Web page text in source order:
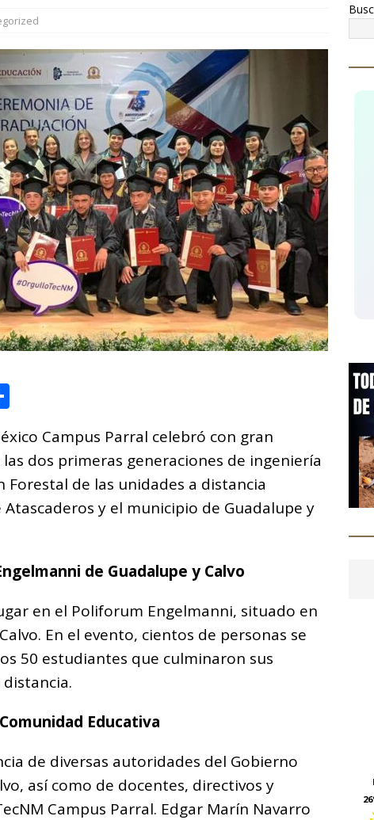
] En operativo contra el narcomenudeo, detienen a tres hombres y
m
p
ar
ti
Campus Parral celebró con gran
dos primeras generaciones de ingeniería
de las unidades a distancia
y el municipio de Guadalupe y
de Guadalupe y Calvo
en el Poliforum Engelmanni, situado en
En el evento, cientos de personas se
50 estudiantes que culminaron sus
Educativa
de diversas autoridades del Gobierno
así como de docentes, directivos y
Campus Parral. Edgar Marín Navarro